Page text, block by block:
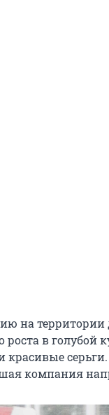
на
в голубой
компания